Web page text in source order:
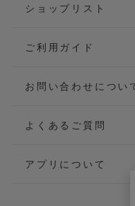
ショップリスト
ご利用ガイド
お問い合わせについ
よくあるご質問
アプリについて